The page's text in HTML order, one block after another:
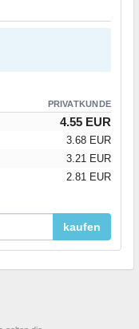
PRIVATKUNDE
4.55 EUR
3.68 EUR
3.21 EUR
2.81 EUR
kaufen